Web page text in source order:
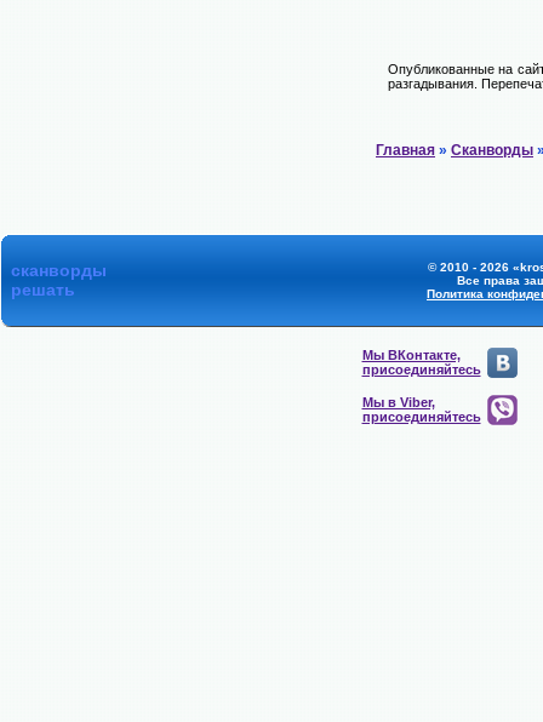
Опубликованные на
разгадывания.
Главная » Сканворды
сканворды
решать
© 2010 - 2026
Все права
Политика
Мы ВКонтакте,
присоединяйтесь
Мы в Viber,
присоединяйтесь